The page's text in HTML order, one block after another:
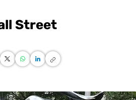
Street